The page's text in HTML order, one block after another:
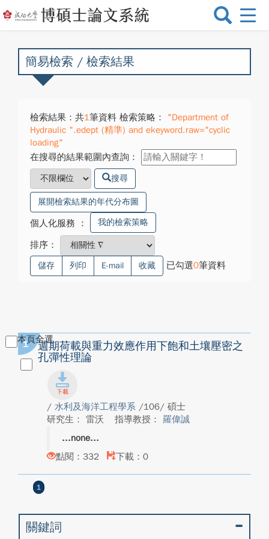
選
換
簡易檢索 / 檢索結果
檢索結果：共1筆資料 檢索策略：
"Department of
Hydraulic ".edept (精準) and ekeyword.raw="cyclic
loading"
在搜尋的結果範圍內查詢：
搜尋
展開檢索結果的年代分布圖
個人化服務 ： 我的檢索策略
排序：
儲存 列印 E-mail 收藏 已勾選0筆資料
本頁全選
1
週期荷載與重力效應作用下飽和土壤壓密之
孔彈性理論
/ 水利及海洋工程學系 /106/ 碩士
研究生： 雷沃
指導教授： 羅偉誠
none
點閱：332
下載：0
1
關鍵詞